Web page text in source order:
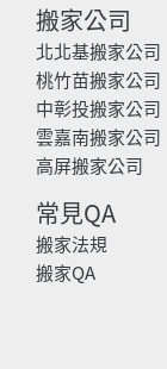
搬家公司
北北基搬家公司
桃竹苗搬家公司
中彰投搬家公司
雲嘉南搬家公司
高屏搬家公司
常見QA
搬家法規
搬家QA